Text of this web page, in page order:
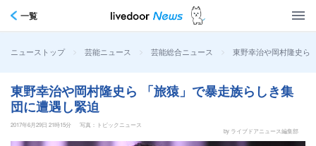
一覧
ニューストップ > 芸能ニュース > 芸能総合ニュース > 東野幸治や岡村隆史ら
東野幸治や岡村隆史ら 「旅猿」で暴走族らしき集
団に遭遇し緊迫
2017年6月29日 21時15分
写真：トピックニュース
by ライブドアニュース編集部